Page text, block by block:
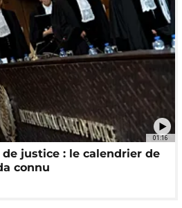
01:16
justice : le calendrier de
connu